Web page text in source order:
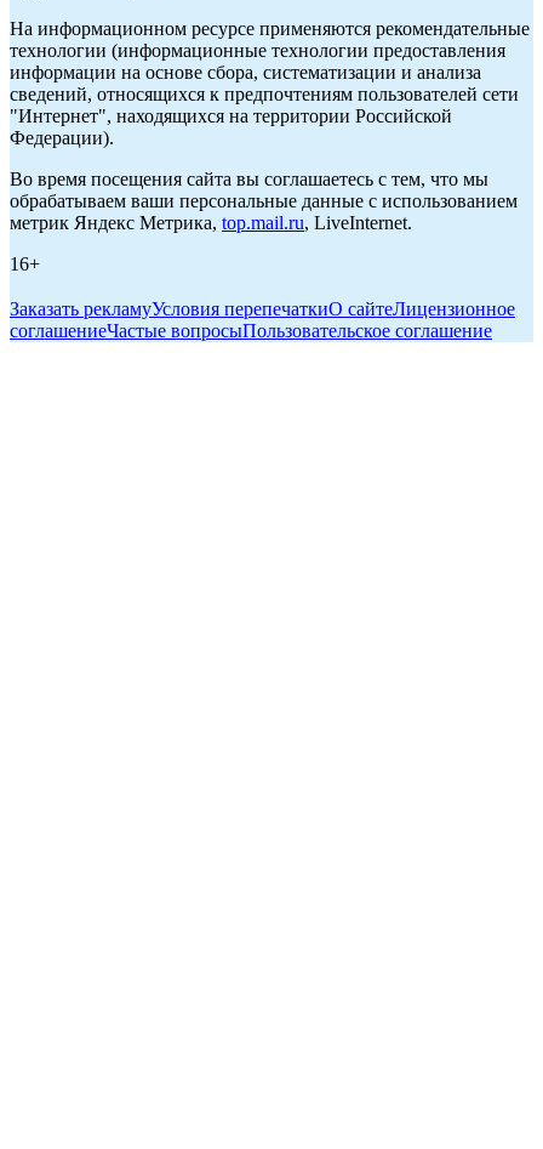
На информационном ресурсе применяются рекомендательные
технологии (информационные технологии предоставления
информации на основе сбора, систематизации и анализа
сведений, относящихся к предпочтениям пользователей сети
"Интернет", находящихся на территории Российской
Федерации).
Во время посещения сайта вы соглашаетесь с тем, что мы
обрабатываем ваши персональные данные с использованием
метрик Яндекс Метрика, top.mail.ru, LiveInternet.
16+
Заказать рекламуУсловия перепечаткиО сайтеЛицензионное
соглашениеЧастые вопросыПользовательское соглашение